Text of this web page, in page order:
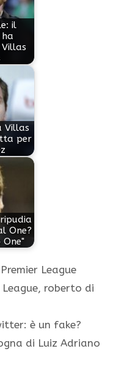
il
ha
Villas
per
One?
One"
Premier League
League, roberto di
è un fake?
di Luiz Adriano